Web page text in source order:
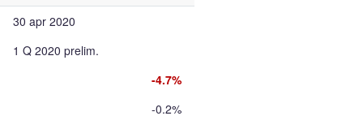
30 apr 2020
1 Q 2020 prelim.
-4.7%
-0.2%